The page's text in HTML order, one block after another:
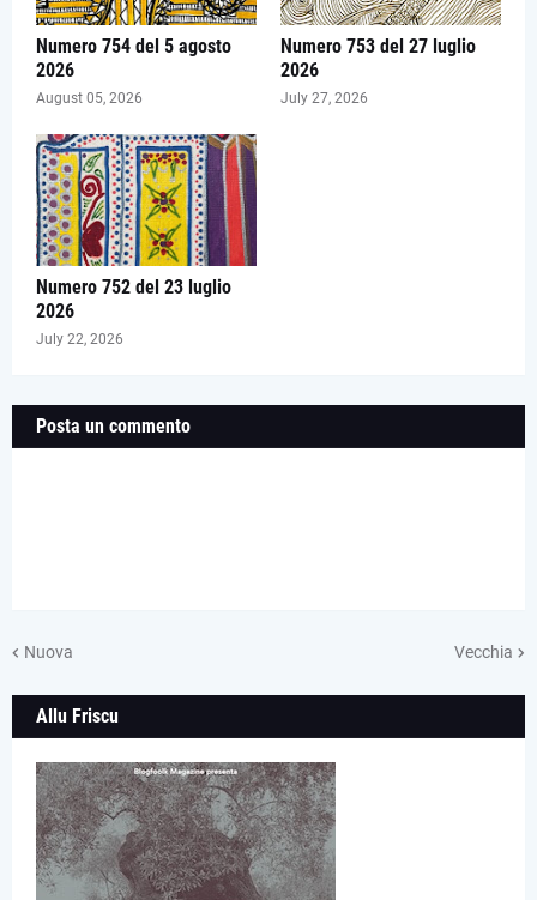
Numero 754 del 5 agosto
2026
August 05, 2026
Numero 753 del 27 luglio
2026
July 27, 2026
Numero 752 del 23 luglio
2026
July 22, 2026
Posta un commento
Nuova Vecchia
Allu Friscu